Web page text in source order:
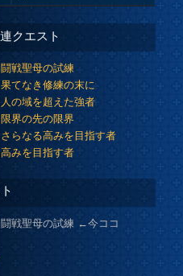
クエスト
戦聖母の試練
てなき修練の末に
の域を超えた強者
界の先の限界
らなる高みを目指す者
みを目指す者
戦聖母の試練 ←今ココ